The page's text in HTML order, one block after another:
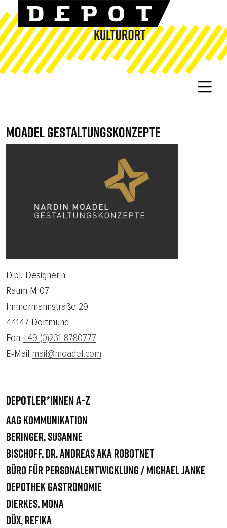
MOADEL GESTALTUNGSKONZEPTE
Dipl. Designerin
Raum M 07
Immermannstraße 29
44147 Dortmund
Fon +49 (0)231 8780777
E-Mail mail@moadel.com
DEPOTLER*INNEN A-Z
AAG Kommunikation
Beringer, Susanne
Bischoff, Dr. Andreas aka robotnet
Büro für Personalentwicklung / Michael Janke
Depothek Gastronomie
Dierkes, Mona
Düx, Refika